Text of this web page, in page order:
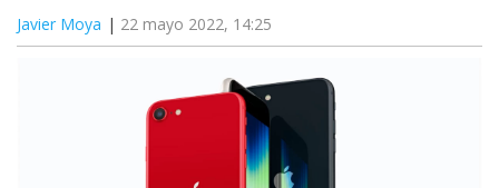
Javier Moya 22 mayo 2022, 14:25